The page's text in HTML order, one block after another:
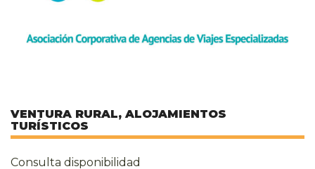
VENTURA RURAL, ALOJAMIENTOS
TURÍSTICOS
Consulta disponibilidad